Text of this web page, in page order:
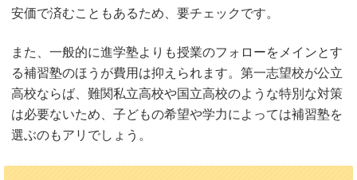
安価で済むこともあるため、要チェックです。
また、一般的に進学塾よりも授業のフォローをメインとす
る補習塾のほうが費用は抑えられます。第一志望校が公立
高校ならば、難関私立高校や国立高校のような特別な対策
は必要ないため、子どもの希望や学力によっては補習塾を
選ぶのもアリでしょう。